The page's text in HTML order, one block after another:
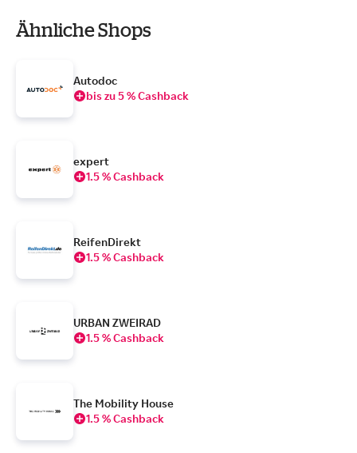
Ähnliche Shops
Autodoc
bis zu 5 % Cashback
expert
1.5 % Cashback
ReifenDirekt
1.5 % Cashback
URBAN ZWEIRAD
1.5 % Cashback
The Mobility House
1.5 % Cashback